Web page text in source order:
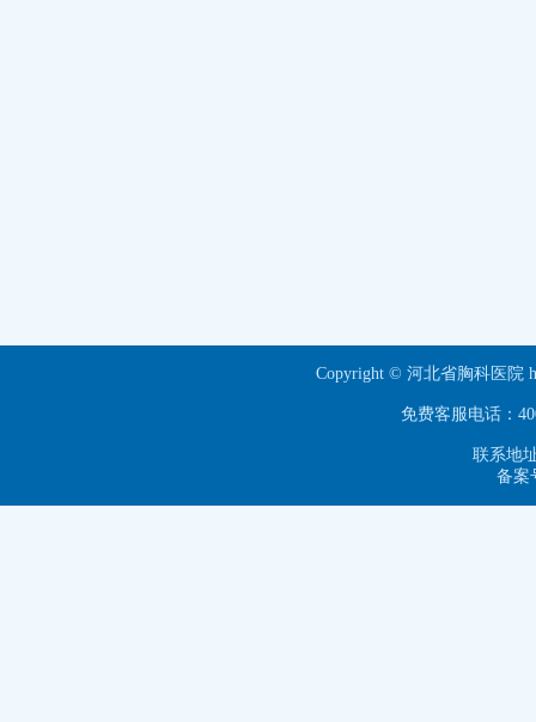
Copyright © 河北省胸科医院
免费客服电话：
联系地
备案